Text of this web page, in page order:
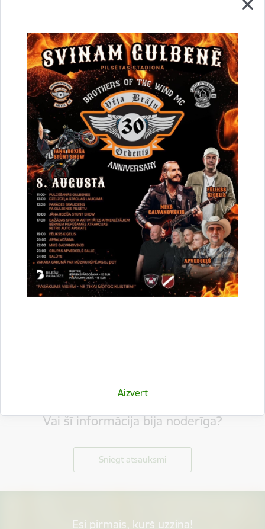
Aizvērt
Saistītas tēmas
Notikumi: Fotoizstādes Izglītība
Drukāt lapu
Dalīties
Vai šī informācija bija noderīga?
Sniegt atsauksmi
Esi pirmais, kurš uzzina!